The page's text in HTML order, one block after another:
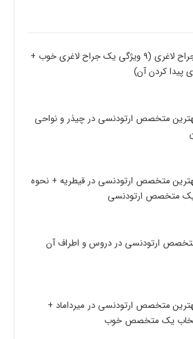
بهترین جراح لاغری (9 ویژگی یک جراح لاغری خوب +
پیدا کردن آن)
متخصص ارتودنسی در چیذر و نواحی
متخصص ارتودنسی در قیطریه + نحوه
یک متخصص ارتودنسی
ارتودنسی در دروس و اطراف آن
متخصص ارتودنسی در میرداماد +
یک متخصص خوب